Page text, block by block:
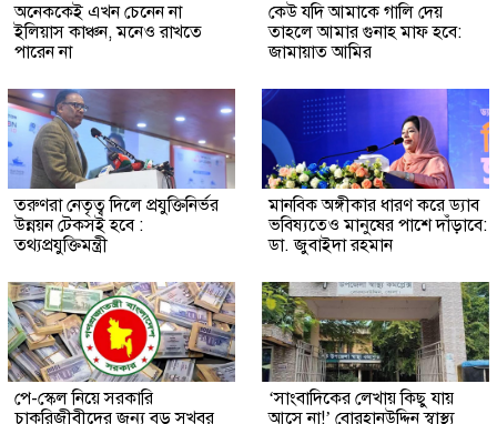
অনেককেই এখন চেনেন না
ইলিয়াস কাঞ্চন, মনেও রাখতে
পারেন না
কেউ যদি আমাকে গালি দেয়
তাহলে আমার গুনাহ মাফ হবে:
জামায়াত আমির
তরুণরা নেতৃত্ব দিলে প্রযুক্তিনির্ভর
উন্নয়ন টেকসই হবে :
তথ্যপ্রযুক্তিমন্ত্রী
মানবিক অঙ্গীকার ধারণ করে ড্যাব
ভবিষ্যতেও মানুষের পাশে দাঁড়াবে:
ডা. জুবাইদা রহমান
পে-স্কেল নিয়ে সরকারি
চাকরিজীবীদের জন্য বড় সুখবর
‘সাংবাদিকের লেখায় কিছু যায়
আসে না!’ বোরহানউদ্দিন স্বাস্থ্য